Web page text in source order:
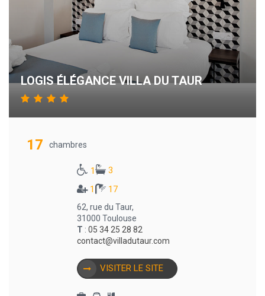
LOGIS ÉLÉGANCE VILLA DU TAUR
17 chambres
1
3
1
17
62, rue du Taur,
31000 Toulouse
T : 05 34 25 28 82
contact@villadutaur.com
VISITER LE SITE